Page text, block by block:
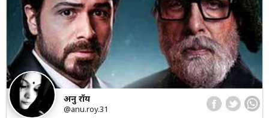
अनु रॉय
@anu.roy.31